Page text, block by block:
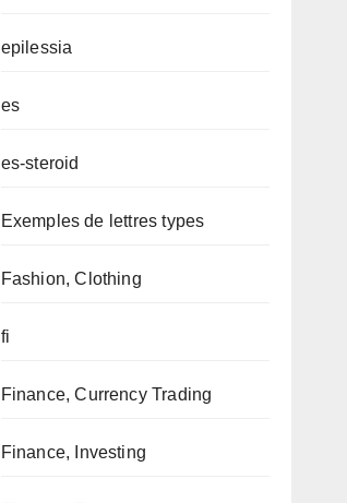
epilessia
es
es-steroid
Exemples de lettres types
Fashion, Clothing
fi
Finance, Currency Trading
Finance, Investing